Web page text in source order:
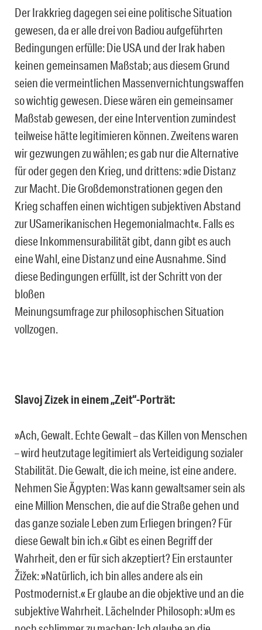
Der Irakkrieg dagegen sei eine politische Situation
gewesen, da er alle drei von Badiou aufgeführten
Bedingungen erfülle: Die USA und der Irak haben
keinen gemeinsamen Maßstab; aus diesem Grund
seien die vermeintlichen Massenvernichtungswaffen
so wichtig gewesen. Diese wären ein gemeinsamer
Maßstab gewesen, der eine Intervention zumindest
teilweise hätte legitimieren können. Zweitens waren
wir gezwungen zu wählen; es gab nur die Alternative
für oder gegen den Krieg, und drittens: »die Distanz
zur Macht. Die Großdemonstrationen gegen den
Krieg schaffen einen wichtigen subjektiven Abstand
zur USamerikanischen Hegemonialmacht«. Falls es
diese Inkommensurabilität gibt, dann gibt es auch
eine Wahl, eine Distanz und eine Ausnahme. Sind
diese Bedingungen erfüllt, ist der Schritt von der
bloßen
Meinungsumfrage zur philosophischen Situation
vollzogen.
Slavoj Zizek in einem „Zeit“-Porträt:
»Ach, Gewalt. Echte Gewalt – das Killen von Menschen
– wird heutzutage legitimiert als Verteidigung sozialer
Stabilität. Die Gewalt, die ich meine, ist eine andere.
Nehmen Sie Ägypten: Was kann gewaltsamer sein als
eine Million Menschen, die auf die Straße gehen und
das ganze soziale Leben zum Erliegen bringen? Für
diese Gewalt bin ich.« Gibt es einen Begriff der
Wahrheit, den er für sich akzeptiert? Ein erstaunter
Žižek: »Natürlich, ich bin alles andere als ein
Postmodernist.« Er glaube an die objektive und an die
subjektive Wahrheit. Lächelnder Philosoph: »Um es